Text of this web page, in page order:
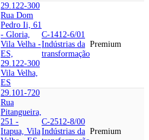
29.122-300
Rua Dom
Pedro Ii, 61
- Gloria,
Vila Velha -
ES,
29.122-300
Vila Velha,
ES
C-1412-6/01
Indústrias da
transformação
Premium
29.101-720
Rua
Pitangueira,
251 -
Itapua, Vila
C-2512-8/00
Indústrias da Premium